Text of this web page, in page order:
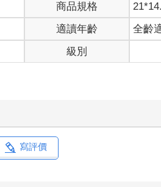
商品規格
適讀年齡
全齡
級別
寫評價